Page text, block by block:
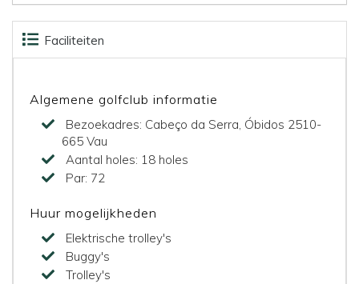
Faciliteiten
Algemene golfclub informatie
Bezoekadres: Cabeço da Serra, Óbidos 2510-
665 Vau
Aantal holes: 18 holes
Par: 72
Huur mogelijkheden
Elektrische trolley's
Buggy's
Trolley's